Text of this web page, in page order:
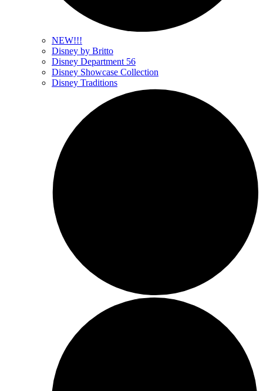
NEW!!!
Disney by Britto
Disney Department 56
Disney Showcase Collection
Disney Traditions